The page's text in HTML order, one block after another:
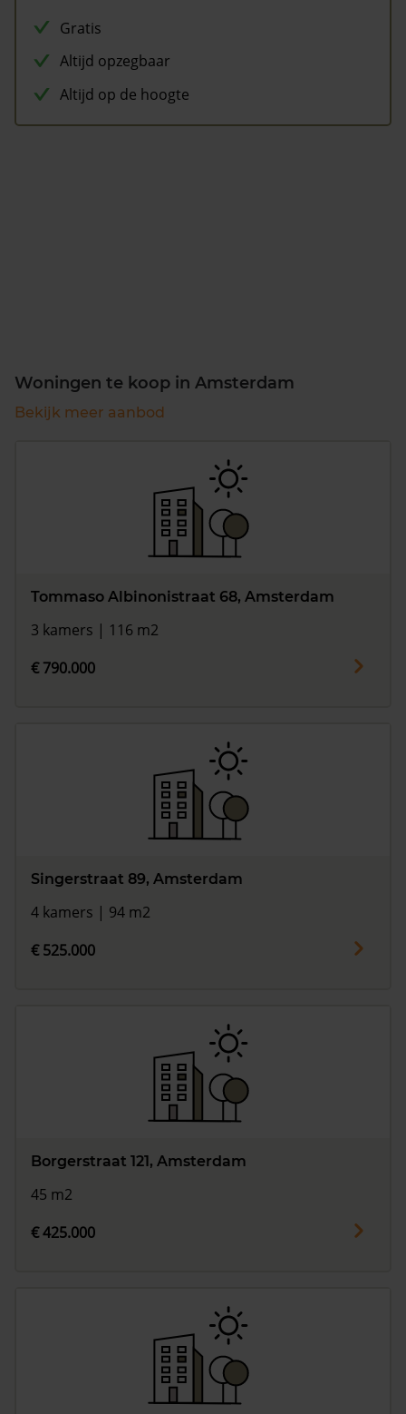
Gratis
Altijd opzegbaar
Altijd op de hoogte
Woningen te koop in Amsterdam
Bekijk meer aanbod
Tommaso Albinonistraat 68, Amsterdam
3 kamers | 116 m2
€ 790.000
Singerstraat 89, Amsterdam
4 kamers | 94 m2
€ 525.000
Borgerstraat 121, Amsterdam
45 m2
€ 425.000